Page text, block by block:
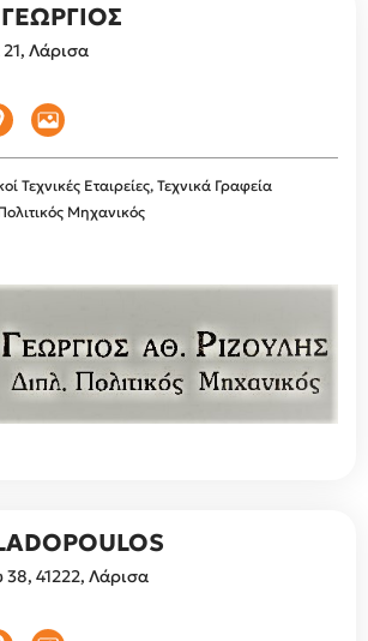
Λάρισα
Τεχνικές Εταιρείες, Τεχνικά Γραφεία
Μηχανικός
41222, Λάρισα